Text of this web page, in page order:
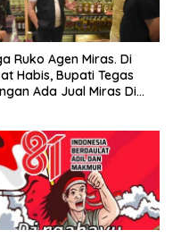
Ruko Agen Miras. Di
Habis, Bupati Tegas
Ada Jual Miras Di